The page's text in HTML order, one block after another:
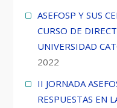
ASEFOSP Y SUS
CURSO DE
UNIVERSIDAD
2022
II JORNADA
RESPUESTAS EN